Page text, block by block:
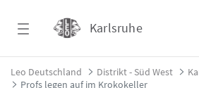
Karlsruhe
Profs legen auf im
Leo Deutschland Distrikt - Süd West
Profs legen auf im Krokokeller